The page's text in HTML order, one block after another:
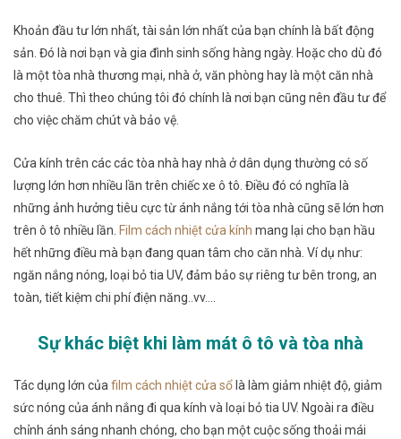
Khoản đầu tư lớn nhất, tài sản lớn nhất của bạn chính là bất động
sản. Đó là nơi bạn và gia đình sinh sống hàng ngày. Hoặc cho dù đó
là một tòa nhà thương mại, nhà ở, văn phòng hay là một căn nhà
cho thuê. Thì theo chúng tôi đó chính là nơi bạn cũng nên đầu tư để
cho việc chăm chút và bảo vệ.
Cửa kính trên các các tòa nhà hay nhà ở dân dụng thường có số
lượng lớn hơn nhiều lần trên chiếc xe ô tô. Điều đó có nghĩa là
những ảnh hưởng tiêu cực từ ánh nắng tới tòa nhà cũng sẽ lớn hơn
trên ô tô nhiều lần. Film cách nhiệt cửa kính mang lại cho bạn hầu
hết những điều mà bạn đang quan tâm cho căn nhà. Ví dụ như:
ngăn nắng nóng, loại bỏ tia UV, đảm bảo sự riêng tư bên trong, an
toàn, tiết kiệm chi phí điện năng..vv….
Sự khác biệt khi làm mát ô tô và tòa nhà
Tác dụng lớn của film cách nhiệt cửa sổ là làm giảm nhiệt độ, giảm
sức nóng của ánh nắng đi qua kính và loại bỏ tia UV. Ngoài ra điều
chỉnh ánh sáng nhanh chóng, cho bạn một cuộc sống thoải mái